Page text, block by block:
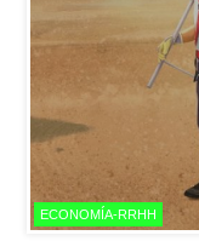
ECONOMÍA-RRHH